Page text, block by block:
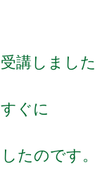
講しました
ぐに
たのです。